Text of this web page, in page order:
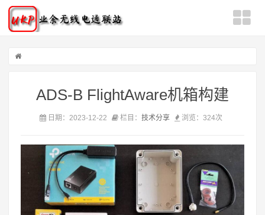
ADS-B FlightAware机箱构建
日期：2023-12-22 栏目： 技术分享 浏览： 324次